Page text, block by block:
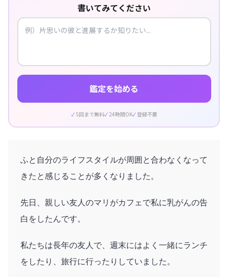
書いてみてください
鑑定を始める
5回まで無料 24時間OK 登録不要
ふと自分のライフスタイルが周囲と合わなくなって
きたと感じることが多くなりました。
先日、親しい友人のマリがカフェで私に乳がんの告
白をしたんです。
私たちは長年の友人で、週末にはよく一緒にランチ
をしたり、旅行に行ったりしていました。